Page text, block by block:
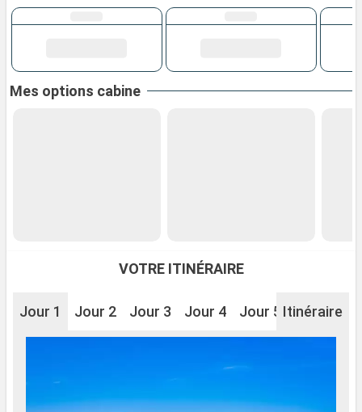
Mes options cabine
VOTRE ITINÉRAIRE
Jour 1 Jour 2 Jour 3 Jour 4 Jour 5 Jour 6
Itinéraire